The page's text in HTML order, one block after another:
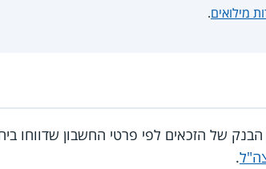
מילואים.
.